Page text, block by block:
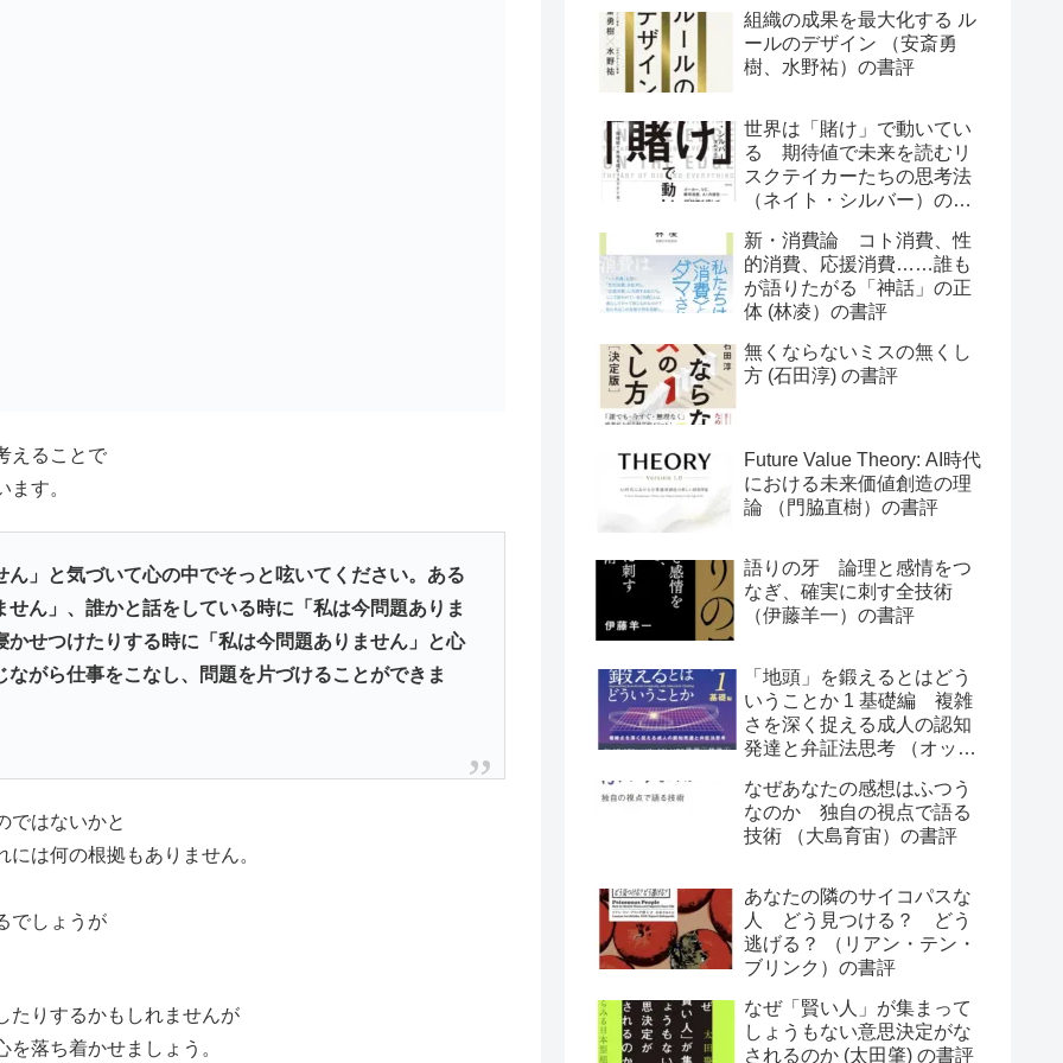
えることで
す。
」と気づいて心の中でそっと呟いてください。ある
ん」、誰かと話をしている時に「私は今問題ありま
せつけたりする時に「私は今問題ありません」と心
がら仕事をこなし、問題を片づけることができま
ではないかと
は何の根拠もありません。
でしょうが
たりするかもしれませんが
落ち着かせましょう。
組織の成果を最大化する ル
ールのデザイン （安斎勇
樹、水野祐）の書評
世界は「賭け」で動いてい
る 期待値で未来を読むリ
スクテイカーたちの思考法
（ネイト・シルバー）の書
新・消費論 コト消費、性
的消費、応援消費……誰も
が語りたがる「神話」の正
体 (林凌）の書評
無くならないミスの無くし
方 (石田淳) の書評
Future Value Theory: AI時代
における未来価値創造の理
論 （門脇直樹）の書評
語りの牙 論理と感情をつ
なぎ、確実に刺す全技術
（伊藤羊一）の書評
「地頭」を鍛えるとはどう
いうことか 1 基礎編 複雑
さを深く捉える成人の認知
発達と弁証法思考 （オット
なぜあなたの感想はふつう
なのか 独自の視点で語る
技術 （大島育宙）の書評
あなたの隣のサイコパスな
人 どう見つける？ どう
逃げる？ （リアン・テン・
ブリンク）の書評
なぜ「賢い人」が集まって
しょうもない意思決定がな
されるのか (太田肇) の書評